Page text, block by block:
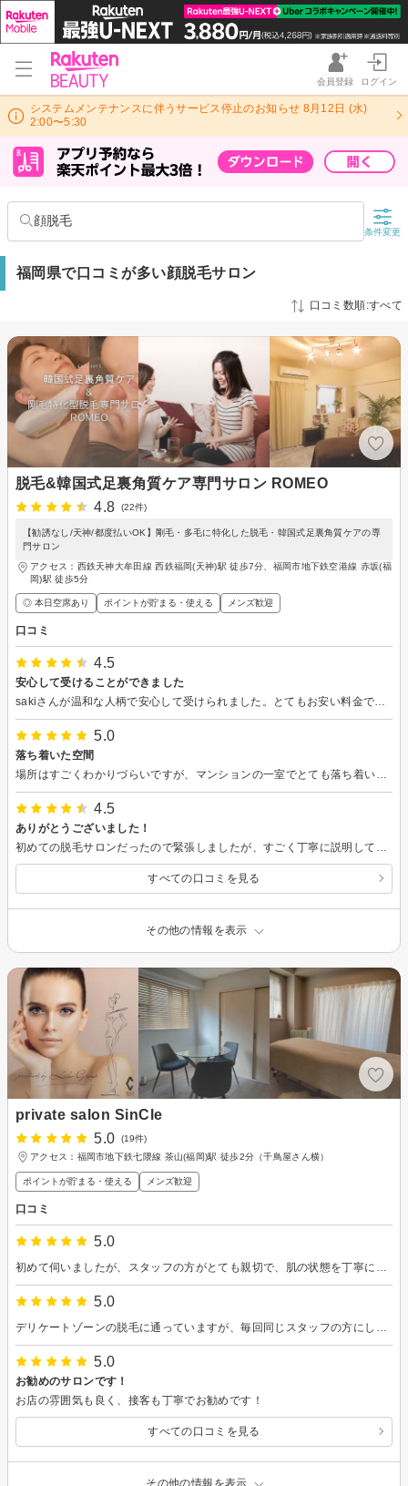
会員登録 ログイン
システムメンテナンスに伴うサービス停止のお知らせ 8月12日 (水)
2:00〜5:30
顔脱毛
条件変更
福岡県で口コミが多い顔脱毛サロン
口コミ数順:すべて
脱毛&韓国式足裏角質ケア専門サロン ROMEO
4.8
(22件)
【勧誘なし/天神/都度払いOK】剛毛・多毛に特化した脱毛・韓国式足裏角質ケアの専
門サロン
アクセス：西鉄天神大牟田線 西鉄福岡(天神)駅 徒歩7分、福岡市地下鉄空港線 赤坂(福
岡)駅 徒歩5分
◎ 本日空席あり ポイントが貯まる・使える メンズ歓迎
口コミ
4.5
安心して受けることができました
5.0
落ち着いた空間
4.5
ありがとうございました！
すべての口コミを見る
その他の情報を表示
private salon SinCle
5.0
(19件)
アクセス：福岡市地下鉄七隈線 茶山(福岡)駅 徒歩2分（千鳥屋さん横）
ポイントが貯まる・使える メンズ歓迎
口コミ
5.0
5.0
5.0
お勧めのサロンです！
お店の雰囲気も良く、接客も丁寧でお勧めです！
すべての口コミを見る
その他の情報を表示